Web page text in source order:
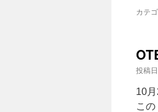
カテ
投稿
10
こ